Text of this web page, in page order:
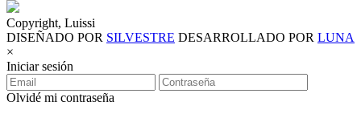
Copyright, Luissi
DISEÑADO POR SILVESTRE DESARROLLADO POR LUNA
×
Iniciar sesión
Olvidé mi contraseña